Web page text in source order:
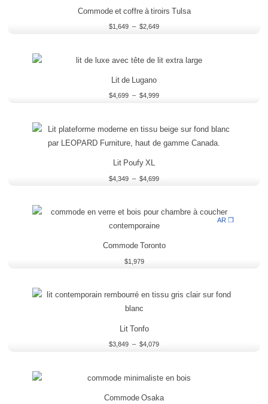
Commode et coffre à tiroirs Tulsa
$1,649 – $2,649
Lit de Lugano
$4,699 – $4,999
Plage
de
$4,999
Lit Poufy XL
$4,349 – $4,699
Plage
de
prix :
AR ❒
Commode Toronto
$1,979
Lit Tonfo
$3,849 – $4,079
Commode Osaka